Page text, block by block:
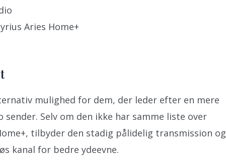
Aries Home+
mulighed for dem, der leder efter en mere
Selv om den ikke har samme liste over
tilbyder den stadig pålidelig transmission og
kanal for bedre ydeevne.